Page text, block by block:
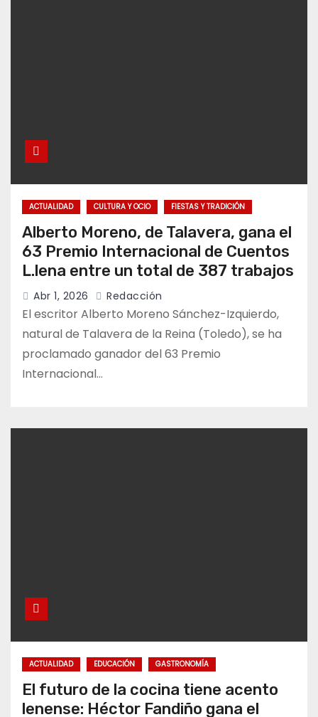
ACTUALIDAD CULTURA Y OCIO FIESTAS Y TRADICIÓN
Alberto Moreno, de Talavera, gana el
63 Premio Internacional de Cuentos
L.lena entre un total de 387 trabajos
Abr 1, 2026 Redacción
El escritor Alberto Moreno Sánchez-Izquierdo,
natural de Talavera de la Reina (Toledo), se ha
proclamado ganador del 63 Premio
Internacional…
ACTUALIDAD EDUCACIÓN GASTRONOMÍA
El futuro de la cocina tiene acento
lenense: Héctor Fandiño gana el